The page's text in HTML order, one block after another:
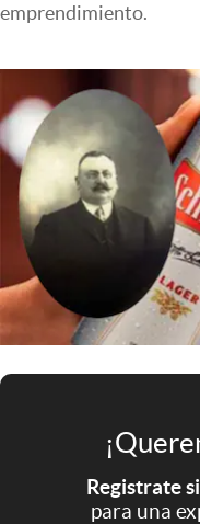
Apertura
Clase
Clima
Mundial 2026
Eventos Corporativos
El Cronista Studio
Mediakit
abre en nueva pestaña
emprendimiento.
Registrate
para una